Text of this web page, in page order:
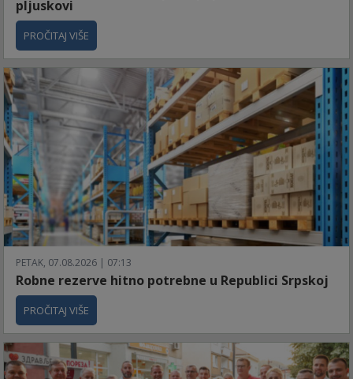
pljuskovi
PROČITAJ VIŠE
PETAK, 07.08.2026 | 07:13
Robne rezerve hitno potrebne u Republici Srpskoj
PROČITAJ VIŠE